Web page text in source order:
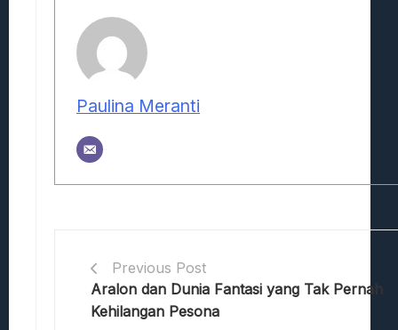
Paulina Meranti
Previous Post
Aralon dan Dunia Fantasi yang Tak Pernah
Kehilangan Pesona